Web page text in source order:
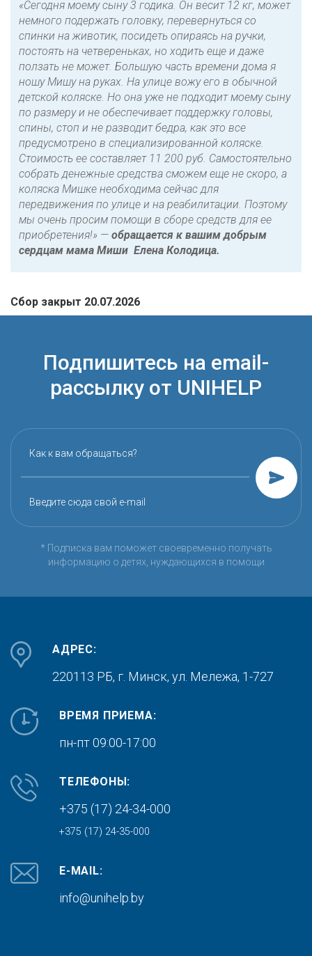
«Сегодня моему сыну 3 годика. Он весит 12 кг, может
немного подержать головку, перевернуться со
спинки на животик, посидеть опираясь на ручки,
постоять на четвереньках, но ходить еще и даже
ползать не может. Большую часть времени дома я
ношу Мишу на руках. На улице вожу его в обычной
детской коляске. Но она уже не подходит моему сыну
по размеру и не обеспечивает поддержку головы,
спины, стоп и не разводит бедра, как это все
предусмотрено в специализированной коляске.
Стоимость ее составляет 11 200 руб. Самостоятельно
собрать денежные средства сможем еще не скоро, а
коляска Мишке необходима сейчас для
передвижения по улице и на реабилитации. Поэтому
мы очень просим помощи в сборе средств для ее
приобретения!» — обращается к вашим добрым
сердцам мама Миши Елена Колодица.
Сбор закрыт 20.07.2026
Подпишитесь на email-
рассылку от UNIHELP
Как к вам обращаться?
Введите сюда свой e-mail
* Подписка вам поможет своевременно получать
информацию о детях, нуждающихся в помощи
АДРЕС:
220113 РБ, г. Минск, ул. Мележа, 1-727
ВРЕМЯ ПРИЕМА:
пн-пт 09:00-17:00
ТЕЛЕФОНЫ:
+375 (17) 24-34-000
+375 (17) 24-35-000
E-MAIL:
info@unihelp.by